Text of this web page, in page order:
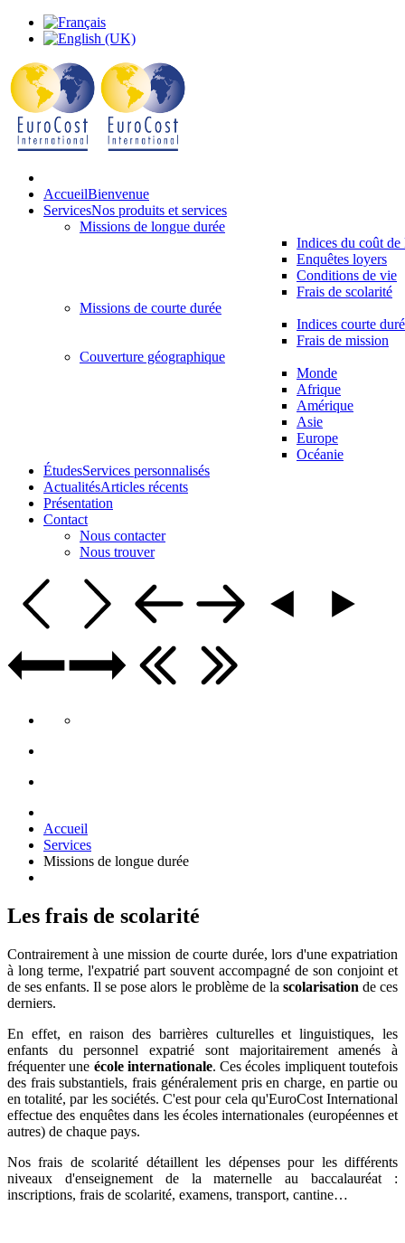
AccueilBienvenue
ServicesNos produits et services
Missions de longue durée
Indices du coût de
Enquêtes loyers
Conditions de vie
Frais de scolarité
Missions de courte durée
Indices courte
Frais de mission
Couverture géographique
Monde
Afrique
Amérique
Asie
Europe
Océanie
ÉtudesServices personnalisés
ActualitésArticles récents
Présentation
Contact
Nous contacter
Nous trouver
Accueil
Services
Missions de longue durée
Les frais de scolarité
Contrairement à une mission de courte durée, lors d'une expatriation
à long terme, l'expatrié part souvent accompagné de son conjoint et
de ses enfants. Il se pose alors le problème de la scolarisation de ces
derniers.
En effet, en raison des barrières culturelles et linguistiques, les
enfants du personnel expatrié sont majoritairement amenés à
fréquenter une école internationale. Ces écoles impliquent toutefois
des frais substantiels, frais généralement pris en charge, en partie ou
en totalité, par les sociétés. C'est pour cela qu'EuroCost International
effectue des enquêtes dans les écoles internationales (européennes et
autres) de chaque pays.
Nos frais de scolarité détaillent les dépenses pour les différents
niveaux d'enseignement de la maternelle au baccalauréat :
inscriptions, frais de scolarité, examens, transport, cantine…